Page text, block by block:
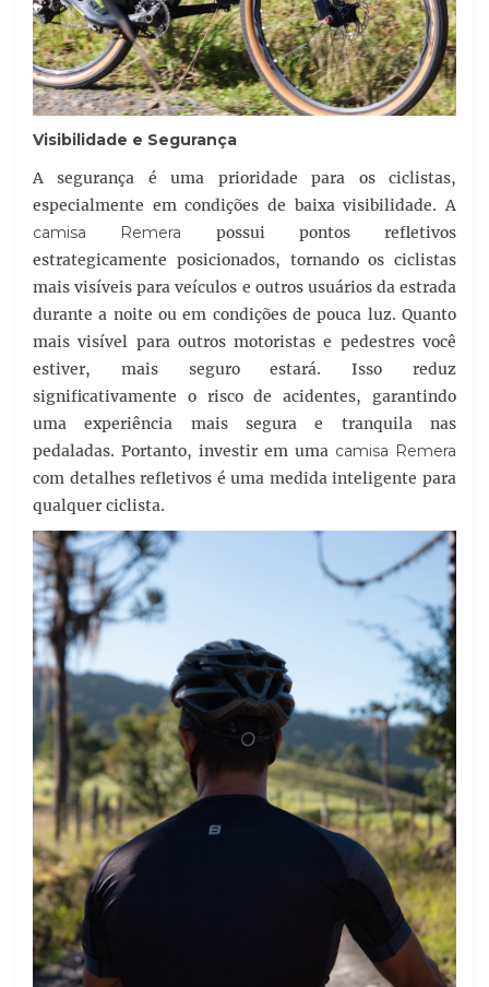
Visibilidade e Segurança
A segurança é uma prioridade para os ciclistas,
especialmente em condições de baixa visibilidade. A
camisa Remera possui pontos refletivos
estrategicamente posicionados, tornando os ciclistas
mais visíveis para veículos e outros usuários da estrada
durante a noite ou em condições de pouca luz. Quanto
mais visível para outros motoristas e pedestres você
estiver, mais seguro estará. Isso reduz
significativamente o risco de acidentes, garantindo
uma experiência mais segura e tranquila nas
pedaladas. Portanto, investir em uma camisa Remera
com detalhes refletivos é uma medida inteligente para
qualquer ciclista.